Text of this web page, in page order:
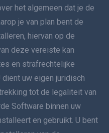
het algemeen dat je de
je van plan bent de
hiervan op de
deze vereiste kan
en strafrechtelijke
uw eigen juridisch
tot de legaliteit van
Software binnen uw
en gebruikt. U bent